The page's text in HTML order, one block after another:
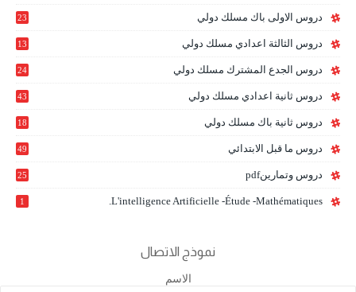
دروس الاولى باك مسلك دولي
23
دروس الثالثة اعدادي مسلك دولي
13
دروس الجدع المشترك مسلك دولي
24
دروس ثانية اعدادي مسلك دولي 43
دروس ثانية باك مسلك دولي
18
دروس ما قبل الابتدائي 49
دروس وتمارينpdf 25
L'intelligence Artificielle -étude -mathématiques.
1
نموذج الاتصال
الاسم